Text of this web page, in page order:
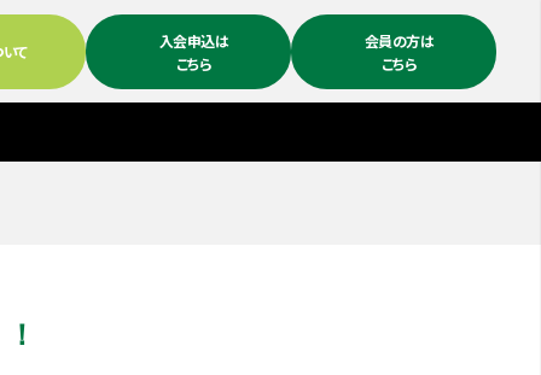
て
入会申込は
こちら
会員の方は
こちら